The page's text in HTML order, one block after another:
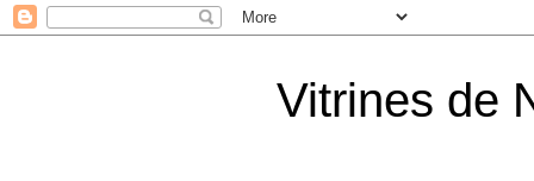
Vitrines de